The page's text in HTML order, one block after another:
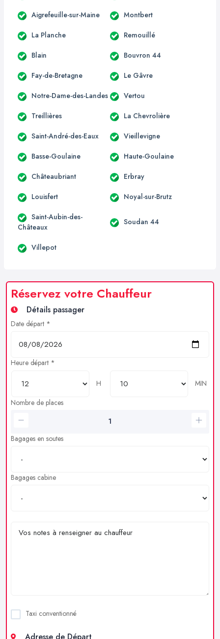
Aigrefeuille-sur-Maine Montbert
La Planche Remouillé
Blain Bouvron 44
Fay-de-Bretagne Le Gâvre
Notre-Dame-des-Landes Vertou
Treillières La Chevrolière
Saint-André-des-Eaux Vieillevigne
Basse-Goulaine Haute-Goulaine
Châteaubriant Erbray
Louisfert Noyal-sur-Brutz
Saint-Aubin-des-
Châteaux
Soudan 44
Villepot
Réservez votre Chauffeur
Détails passager
Date départ *
Heure départ *
H
MIN
Nombre de places
Bagages en soutes
Bagages cabine
Taxi conventionné
Adresse de Départ